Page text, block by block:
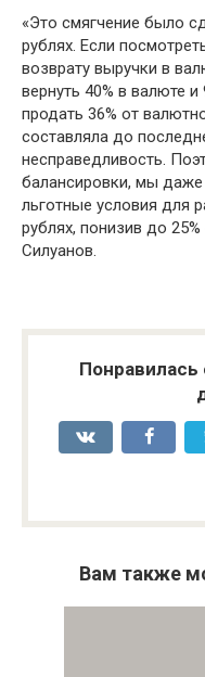
«Это смягчение было
рублях. Если
возврату выручки в
вернуть 40% в валюте
продать 36% от
составляла до
несправедливость.
балансировки, мы
льготные условия для
рублях, понизив до
Силуанов.
Понравилась
Вам также